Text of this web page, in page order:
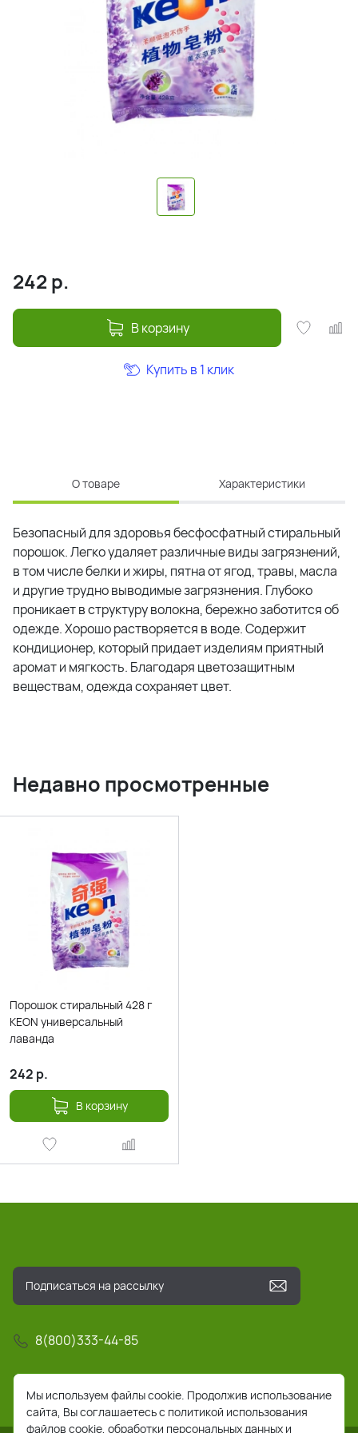
242 р.
В корзину
Купить в 1 клик
О товаре Характеристики
Безопасный для здоровья бесфосфатный стиральный
порошок. Легко удаляет различные виды загрязнений,
в том числе белки и жиры, пятна от ягод, травы, масла
и другие трудно выводимые загрязнения. Глубоко
проникает в структуру волокна, бережно заботится об
одежде. Хорошо растворяется в воде. Содержит
кондиционер, который придает изделиям приятный
аромат и мягкость. Благодаря цветозащитным
веществам, одежда сохраняет цвет.
Недавно просмотренные
Порошок стиральный 428 г
KEON универсальный
лаванда
242 р.
В корзину
8(800)333-44-85
info@pochta-rts.ru
Мы используем файлы cookie. Продолжив использование
сайта, Вы соглашаетесь с политикой использования
файлов cookie, обработки персональных данных и